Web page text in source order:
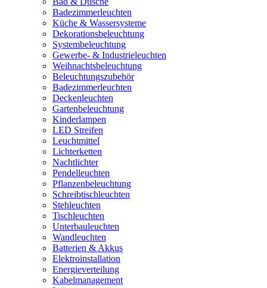
Badezimmerleuchten
Küche & Wassersysteme
Dekorationsbeleuchtung
Systembeleuchtung
Gewerbe- & Industrieleuchten
Weihnachtsbeleuchtung
Beleuchtungszubehör
Badezimmerleuchten
Deckenleuchten
Gartenbeleuchtung
Kinderlampen
LED Streifen
Leuchtmittel
Lichterketten
Nachtlichter
Pendelleuchten
Pflanzenbeleuchtung
Schreibtischleuchten
Stehleuchten
Tischleuchten
Unterbauleuchten
Wandleuchten
Batterien & Akkus
Elektroinstallation
Energieverteilung
Kabelmanagement